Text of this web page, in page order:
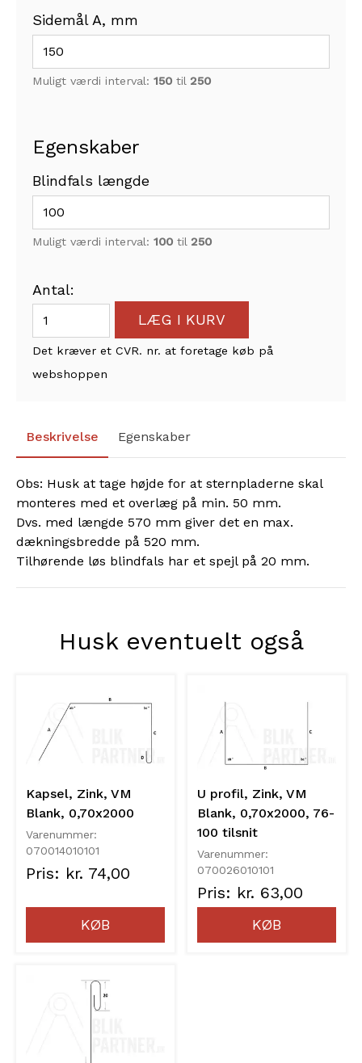
Sidemål A, mm
Muligt værdi interval: 150 til 250
Egenskaber
Blindfals længde
Muligt værdi interval: 100 til 250
Antal:
LÆG I KURV
Det kræver et CVR. nr. at foretage køb på
webshoppen
Beskrivelse Egenskaber
Obs: Husk at tage højde for at sternpladerne skal
monteres med et overlæg på min. 50 mm.
Dvs. med længde 570 mm giver det en max.
dækningsbredde på 520 mm.
Tilhørende løs blindfals har et spejl på 20 mm.
Husk eventuelt også
Kapsel, Zink, VM
Blank, 0,70x2000
Varenummer:
070014010101
Pris: kr. 74,00
KØB
U profil, Zink, VM
Blank, 0,70x2000, 76-
100 tilsnit
Varenummer:
070026010101
Pris: kr. 63,00
KØB